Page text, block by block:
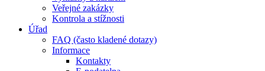
Veřejné zakázky
Kontrola a stížnosti
Úřad
FAQ (často kladené dotazy)
Informace
Kontakty